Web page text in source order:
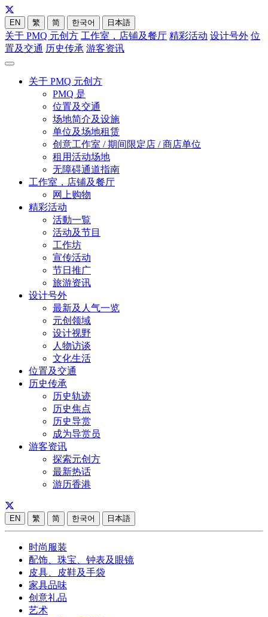
EN 繁 简 한국어 日本語
关于 PMQ 元创方 工作室，店铺及餐厅 精彩活动 设计号外 位
置及交通 历史传承 游客资讯
关于 PMQ 元创方
PMQ 是
位置及交通
场地简介及设施
单位及场地租赁
创意工作室 / 期间限定店 / 商店单位
租用活动场地
无障碍通道指南
工作室，店铺及餐厅
网上购物
精彩活动
活動一覧
活动及节目
工作坊
宣传活动
节日推广
旅游资讯
设计号外
最新及人气一览
元创领域
设计视野
人物访谈
文化生活
位置及交通
历史传承
历史轨迹
历史焦点
历史导赏
成为导赏员
游客资讯
探索元创方
最新热话
游历香港
EN 繁 简 한국어 日本語
时尚服装
配饰、珠宝、钟表及眼镜
皮具、皮鞋及手袋
家具品味
创意礼品
艺术